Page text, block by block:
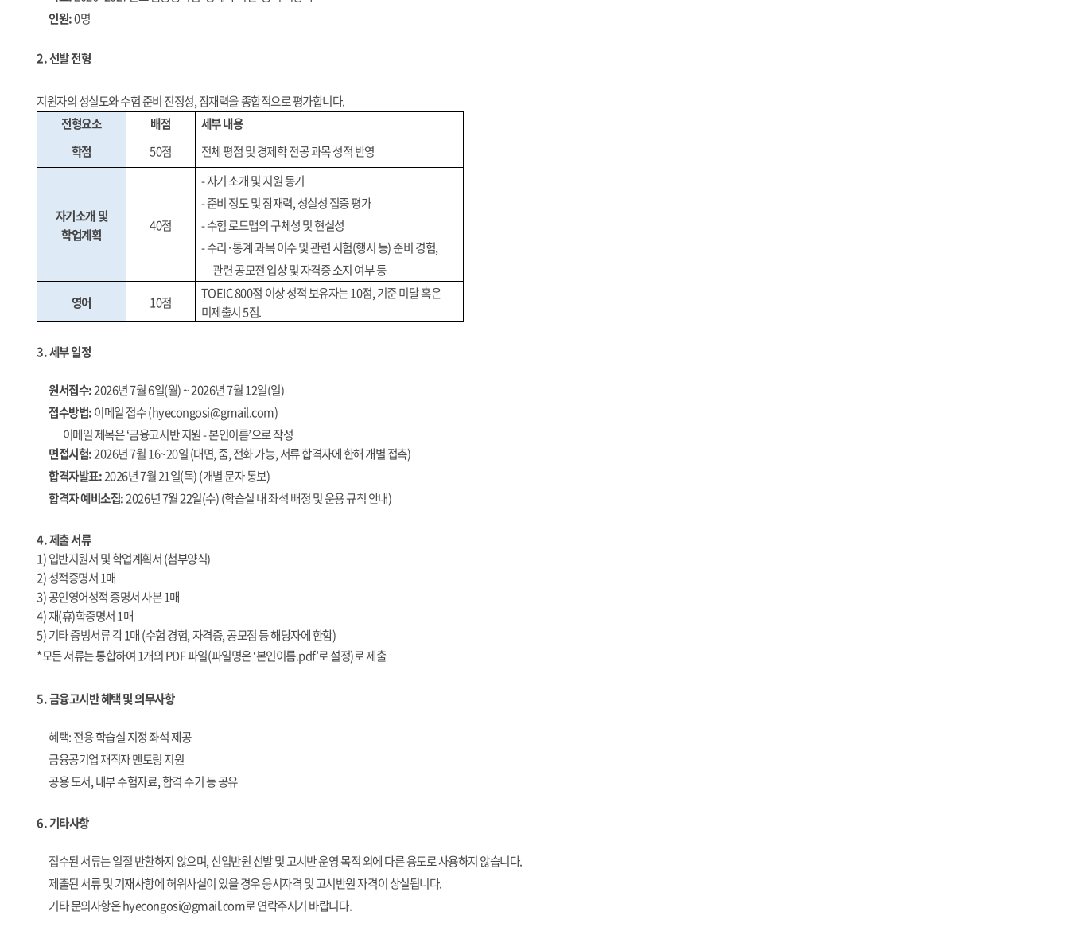
인원:0명
2.선발 전형
지원자의 성실도와 수험 준비 진정성,잠재력을 종합적으로 평가합니다.
전형요소
배점
세부 내용
학점
50점 전체 평점 및 경제학 전공 과목 성적 반영
자기소개 및
학업계획
40점
-자기 소개 및 지원 동기
-준비 정도 및 잠재력,성실성 집중 평가
-수험 로드맵의 구체성 및 현실성
-수리·통계 과목 이수 및 관련 시험(행시 등)준비 경험,
관련 공모전 입상 및 자격증 소지 여부 등
영어
10점
TOEIC 800점 이상 성적 보유자는10점,기준 미달 혹은
미제출시5점.
3.세부 일정
원서접수:2026년7월6일(월) ~ 2026년7월12일(일)
접수방법:이메일 접수(hyecongosi@gmail.com)
이메일 제목은‘금융고시반 지원-본인이름’으로 작성
면접시험:2026년7월16~20일(대면,줌,전화 가능,서류 합격자에 한해 개별 접촉)
합격자발표:2026년7월21일(목) (개별 문자 통보)
합격자 예비소집:2026년7월22일(수) (학습실 내 좌석 배정 및 운용 규칙 안내)
4.제출 서류
1)입반지원서 및 학업계획서(첨부양식)
2)성적증명서1매
3)공인영어성적 증명서 사본1매
4)재(휴)학증명서1매
5)기타 증빙서류 각1매(수험 경험,자격증,공모점 등 해당자에 한함)
*모든 서류는 통합하여1개의PDF파일(파일명은 ‘본인이름.pdf’로 설정)로 제출
5.금융고시반 혜택 및 의무사항
혜택:전용 학습실 지정 좌석 제공
금융공기업 재직자 멘토링 지원
공용 도서,내부 수험자료,합격 수기 등 공유
6.기타사항
접수된 서류는 일절 반환하지 않으며,신입반원 선발 및 고시반 운영 목적 외에 다른 용도로 사용하지 않습니다.
제출된 서류 및 기재사항에 허위사실이 있을 경우 응시자격 및 고시반원 자격이 상실됩니다.
기타 문의사항은hyecongosi@gmail.com로 연락주시기 바랍니다.